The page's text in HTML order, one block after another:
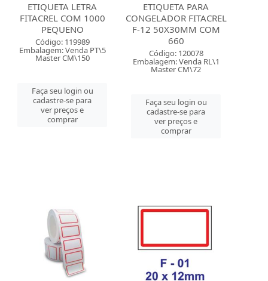
ETIQUETA LETRA
FITACREL COM 1000
PEQUENO
Código: 119989
Embalagem: Venda PT\5
Master CM\150
Faça seu login ou
cadastre-se para
ver preços e
comprar
ETIQUETA PARA
CONGELADOR FITACREL
F-12 50X30MM COM
660
Código: 120078
Embalagem: Venda RL\1
Master CM\72
Faça seu login ou
cadastre-se para
ver preços e
comprar